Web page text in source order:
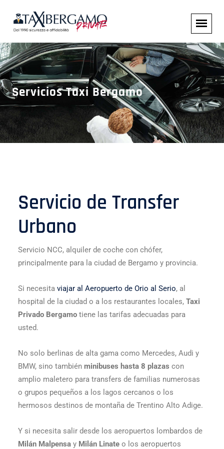
Servicios Taxi Bergamo
Servicio de Transfer
Urbano
Servicio NCC, alquiler de coche con chófer,
principalmente para la ciudad de Bergamo y provincia.
Si necesita viajar al Aeropuerto de Orio al Serio, al
hospital de la ciudad o a los restaurantes locales, Taxi
Privado Bergamo tiene las tarifas adecuadas para
usted.
No solo berlinas de alta gama como Mercedes, Audi y
BMW, sino también minibuses hasta 8 plazas con
amplio maletero para transfers de familias numerosas
o grupos pequeños a los lagos cercanos o los
hermosos destinos de montaña de Trentino Alto Adige.
Y si necesita salir desde los aeropuertos lombardos de
Milán Malpensa y Milán Linate o los aeropuertos